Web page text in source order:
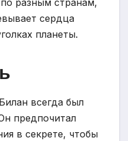
сердца
планеты.
всегда был
предпочитал
в секрете, чтобы